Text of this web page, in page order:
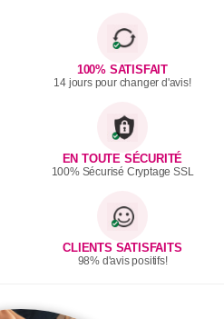
100% SATISFAIT
14 jours pour changer d'avis!
EN TOUTE SÉCURITÉ
100% Sécurisé Cryptage SSL
CLIENTS SATISFAITS
98% d'avis positifs!